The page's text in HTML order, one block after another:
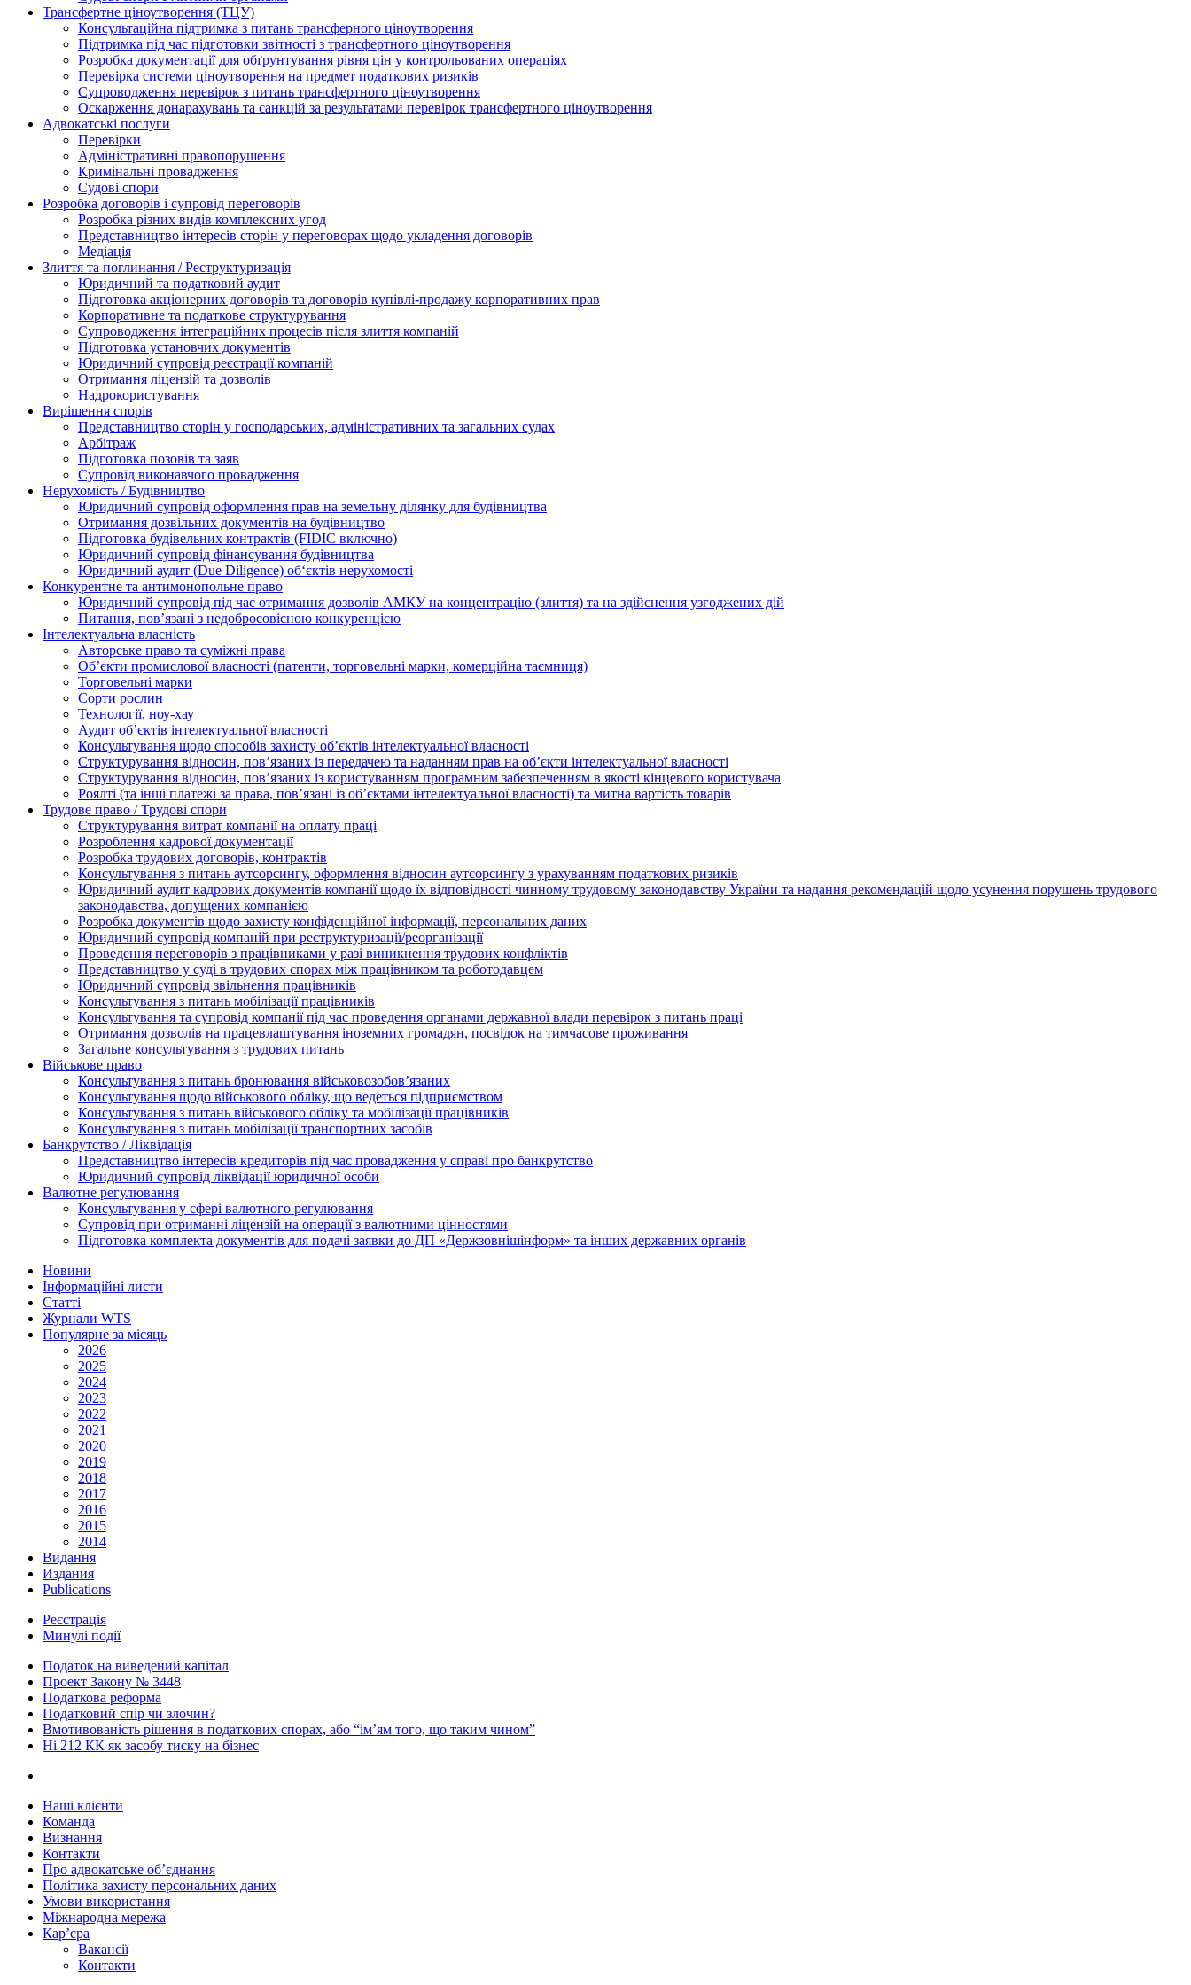
Трансфертне ціноутворення (ТЦУ)
Консультаційна підтримка з питань трансферного ціноутворення
Підтримка під час підготовки звітності з трансфертного ціноутворення
Розробка документації для обґрунтування рівня цін у контрольованих операціях
Перевірка системи ціноутворення на предмет податкових ризиків
Супроводження перевірок з питань трансфертного ціноутворення
Оскарження донарахувань та санкцій за результатами перевірок трансфертного ціноутворення
Адвокатські послуги
Перевірки
Адміністративні правопорушення
Кримінальні провадження
Судові спори
Розробка договорів і супровід переговорів
Розробка різних видів комплексних угод
Представництво інтересів сторін у переговорах щодо укладення договорів
Медіація
Злиття та поглинання / Реструктуризація
Юридичний та податковий аудит
Підготовка акціонерних договорів та договорів купівлі-продажу корпоративних прав
Корпоративне та податкове структурування
Супроводження інтеграційних процесів після злиття компаній
Підготовка установчих документів
Юридичний супровід реєстрації компаній
Отримання ліцензій та дозволів
Надрокористування
Вирішення спорів
Представництво сторін у господарських, адміністративних та загальних судах
Арбітраж
Підготовка позовів та заяв
Супровід виконавчого провадження
Нерухомість / Будівництво
Юридичний супровід оформлення прав на земельну ділянку для будівництва
Отримання дозвільних документів на будівництво
Підготовка будівельних контрактів (FIDIC включно)
Юридичний супровід фінансування будівництва
Юридичний аудит (Due Diligence) об‘єктів нерухомості
Конкурентне та антимонопольне право
Юридичний супровід під час отримання дозволів АМКУ на концентрацію (злиття) та на здійснення узгоджених дій
Питання, пов’язані з недобросовісною конкуренцією
Інтелектуальна власність
Авторське право та суміжні права
Oб’єкти промислової власності (патенти, торговельні марки, комерційна таємниця)
Торговельні марки
Сорти рослин
Технології, ноу-хау
Аудит об’єктів інтелектуальної власності
Консультування щодо способів захисту об’єктів інтелектуальної власності
Структурування відносин, пов’язаних із передачею та наданням прав на об’єкти інтелектуальної власності
Структурування відносин, пов’язаних із користуванням програмним забезпеченням в якості кінцевого користувача
Роялті (та інші платежі за права, пов’язані із об’єктами інтелектуальної власності) та митна вартість товарів
Трудове право / Трудові спори
Cтруктурування витрат компанії на оплату праці
Розроблення кадрової документації
Розробка трудових договорів, контрактів
Консультування з питань аутсорсингу, оформлення відносин аутсорсингу з урахуванням податкових ризиків
Юридичний аудит кадрових документів компанії щодо їх відповідності чинному трудовому законодавству України та надання рекомендацій щодо усунення порушень трудового
законодавства, допущених компанією
Розробка документів щодо захисту конфіденційної інформації, персональних даних
Юридичний супровід компаній при реструктуризації/реорганізації
Проведення переговорів з працівниками у разі виникнення трудових конфліктів
Представництво у суді в трудових спорах між працівником та роботодавцем
Юридичний супровід звільнення працівників
Консультування з питань мобілізації працівників
Консультування та супровід компанії під час проведення органами державної влади перевірок з питань праці
Отримання дозволів на працевлаштування іноземних громадян, посвідок на тимчасове проживання
Загальне консультування з трудових питань
Військове право
Консультування з питань бронювання військовозобов’язаних
Консультування щодо військового обліку, що ведеться підприємством
Консультування з питань військового обліку та мобілізації працівників
Консультування з питань мобілізації транспортних засобів
Банкрутство / Ліквідація
Представництво інтересів кредиторів під час провадження у справі про банкрутство
Юридичний супровід ліквідації юридичної особи
Валютне регулювання
Консультування у сфері валютного регулювання
Супровід при отриманні ліцензій на операції з валютними цінностями
Підготовка комплекта документів для подачі заявки до ДП «Держзовнішінформ» та інших державних органів
Новини
Інформаційні листи
Статті
Журнали WTS
Популярне за місяць
2026
2025
2024
2023
2022
2021
2020
2019
2018
2017
2016
2015
2014
Видання
Издания
Publications
Реєстрація
Минулі події
Податок на виведений капітал
Проект Закону № 3448
Податкова реформа
Податковий спір чи злочин?
Вмотивованість рішення в податкових спорах, або “ім’ям того, що таким чином”
Ні 212 КК як засобу тиску на бізнес
Наші клієнти
Команда
Визнання
Контакти
Про адвокатське об’єднання
Політика захисту персональних даних
Умови використання
Міжнародна мережа
Кар’єра
Вакансії
Контакти